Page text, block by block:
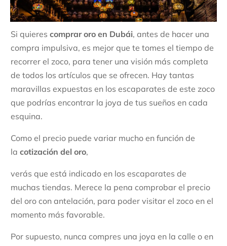
Si quieres comprar oro en Dubái, antes de hacer una
compra impulsiva, es mejor que te tomes el tiempo de
recorrer el zoco, para tener una visión más completa
de todos los artículos que se ofrecen. Hay tantas
maravillas expuestas en los escaparates de este zoco
que podrías encontrar la joya de tus sueños en cada
esquina.
Como el precio puede variar mucho en función de
la cotización del oro,
verás que está indicado en los escaparates de
muchas tiendas. Merece la pena comprobar el precio
del oro con antelación, para poder visitar el zoco en el
momento más favorable.
Por supuesto, nunca compres una joya en la calle o en